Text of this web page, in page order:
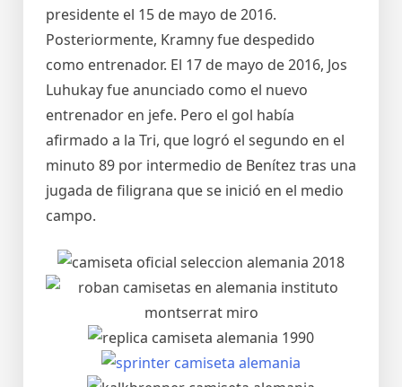
presidente el 15 de mayo de 2016.
Posteriormente, Kramny fue despedido
como entrenador. El 17 de mayo de 2016, Jos
Luhukay fue anunciado como el nuevo
entrenador en jefe. Pero el gol había
afirmado a la Tri, que logró el segundo en el
minuto 89 por intermedio de Benítez tras una
jugada de filigrana que se inició en el medio
campo.